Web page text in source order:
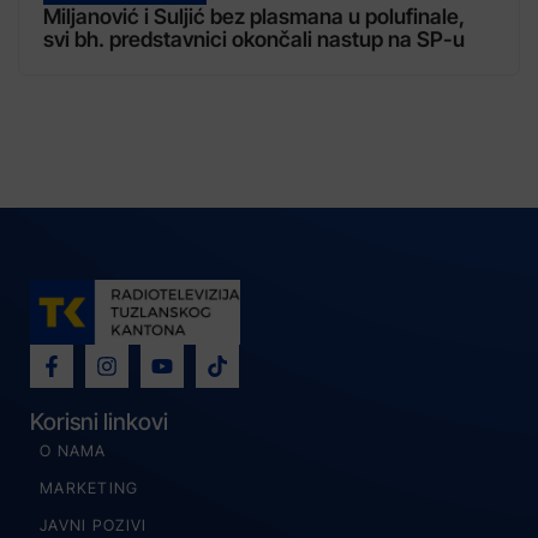
Miljanović i Suljić bez plasmana u polufinale,
svi bh. predstavnici okončali nastup na SP-u
Korisni linkovi
O NAMA
MARKETING
JAVNI POZIVI